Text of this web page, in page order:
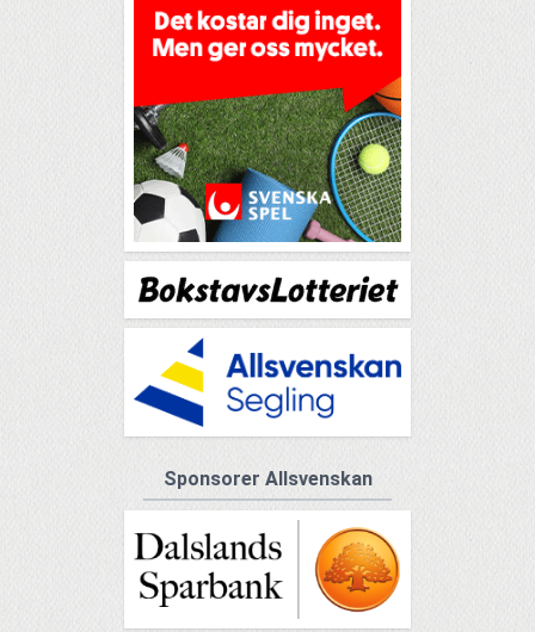
Sponsorer Allsvenskan